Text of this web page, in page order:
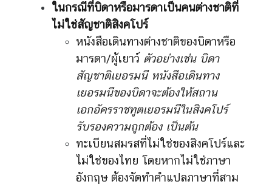
ในกรณีที่บิดาหรือมารดาเป็นคนต่างชาติที่
ไม่ใช่สัญชาติสิงคโปร์
หนังสือเดินทางต่างชาติของบิดาหรือ
มารดา/ผู้เยาว์ ตัวอย่างเช่น บิดา
สัญชาติเยอรมนี หนังสือเดินทาง
เยอรมนีของบิดาจะต้องให้สถาน
เอกอัครราชทูตเยอรมนีในสิงคโปร์
รับรองความถูกต้อง เป็นต้น
ทะเบียนสมรสที่ไม่ใช่ของสิงคโปร์และ
ไม่ใช่ของไทย โดยหากไม่ใช่ภาษา
อังกฤษ ต้องจัดทำคำแปลภาษาที่สาม